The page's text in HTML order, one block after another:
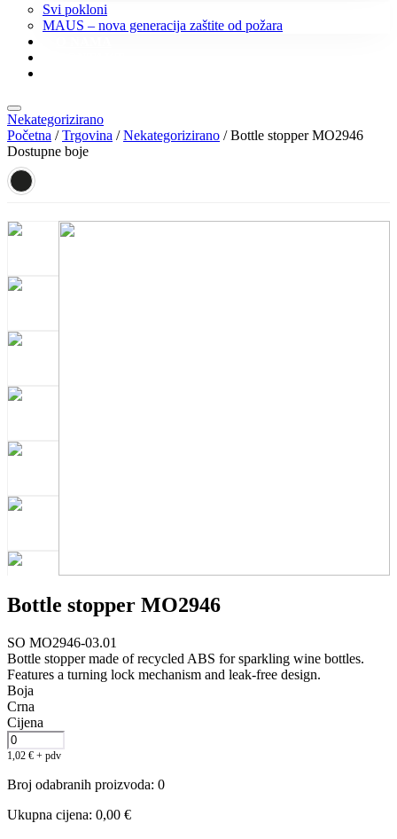
Svi pokloni
MAUS – nova generacija zaštite od požara
Nekategorizirano
Početna /Trgovina /Nekategorizirano / Bottle stopper MO2946
Dostupne boje
Bottle stopper MO2946
SO MO2946-03.01
Bottle stopper made of recycled ABS for sparkling wine bottles.
Features a turning lock mechanism and leak-free design.
Boja
Crna
Cijena
1,02 € + pdv
Broj odabranih proizvoda: 0
Ukupna cijena: 0,00 €